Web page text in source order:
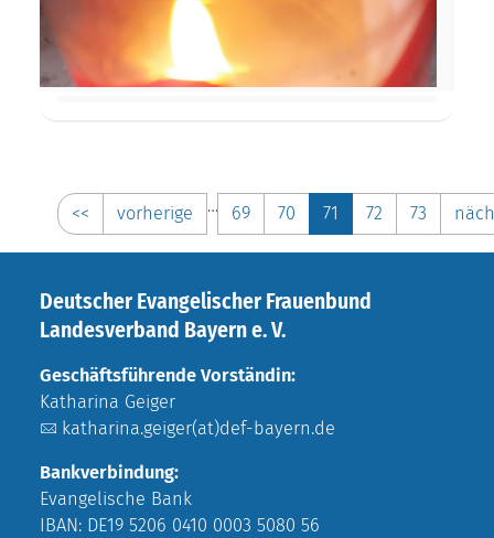
<< vorherige … 69 70 71 72 73
Deutscher Evangelischer Frauenbund
Landesverband Bayern e. V.
Geschäftsführende Vorständin:
Katharina Geiger
katharina.geiger(at)def-bayern.de
Bankverbindung:
Evangelische Bank
IBAN: DE19 5206 0410 0003 5080 56